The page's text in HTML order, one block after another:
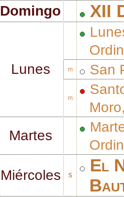
Domingo XII
Lunes m San
m
Moro
Martes
Miércoles S
El